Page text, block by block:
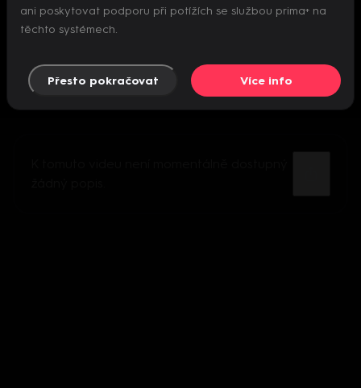
Nepodařilo se inicializovat přehrávač
ani poskytovat podporu při potížích se službou prima+ na
těchto systémech.
Přesto pokračovat Více info